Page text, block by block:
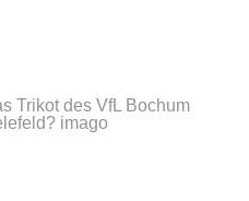
Trikot des VfL Bochum
imago